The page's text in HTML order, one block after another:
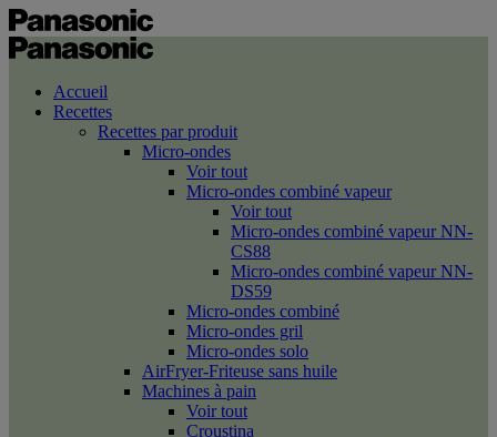
Accueil
Recettes
Recettes par produit
Micro-ondes
Voir tout
Micro-ondes combiné vapeur
Voir tout
Micro-ondes combiné vapeur NN-
CS88
Micro-ondes combiné vapeur NN-
DS59
Micro-ondes combiné
Micro-ondes gril
Micro-ondes solo
AirFryer-Friteuse sans huile
Machines à pain
Voir tout
Croustina